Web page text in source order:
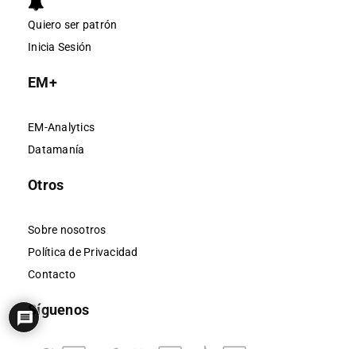
Quiero ser patrón
Inicia Sesión
EM+
EM-Analytics
Datamanía
Otros
Sobre nosotros
Política de Privacidad
Contacto
Síguenos